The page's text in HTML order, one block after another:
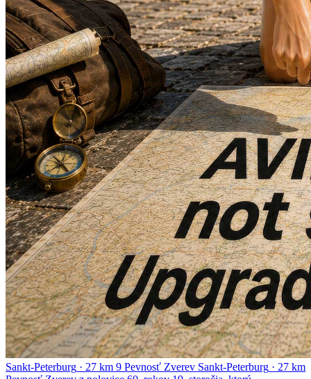
Sankt-Peterburg · 27 km 9 Pevnosť Zverev Sankt-Peterburg · 27 km